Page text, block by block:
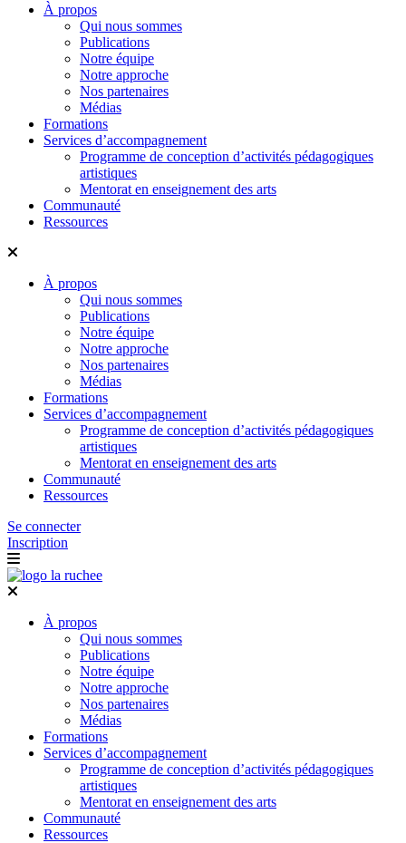
À propos
Qui nous sommes
Publications
Notre équipe
Notre approche
Nos partenaires
Médias
Formations
Services d’accompagnement
Programme de conception d’activités pédagogiques
artistiques
Mentorat en enseignement des arts
Communauté
Ressources
À propos
Qui nous sommes
Publications
Notre équipe
Notre approche
Nos partenaires
Médias
Formations
Services d’accompagnement
Programme de conception d’activités pédagogiques
artistiques
Mentorat en enseignement des arts
Communauté
Ressources
Se connecter
Inscription
À propos
Qui nous sommes
Publications
Notre équipe
Notre approche
Nos partenaires
Médias
Formations
Services d’accompagnement
Programme de conception d’activités pédagogiques
artistiques
Mentorat en enseignement des arts
Communauté
Ressources